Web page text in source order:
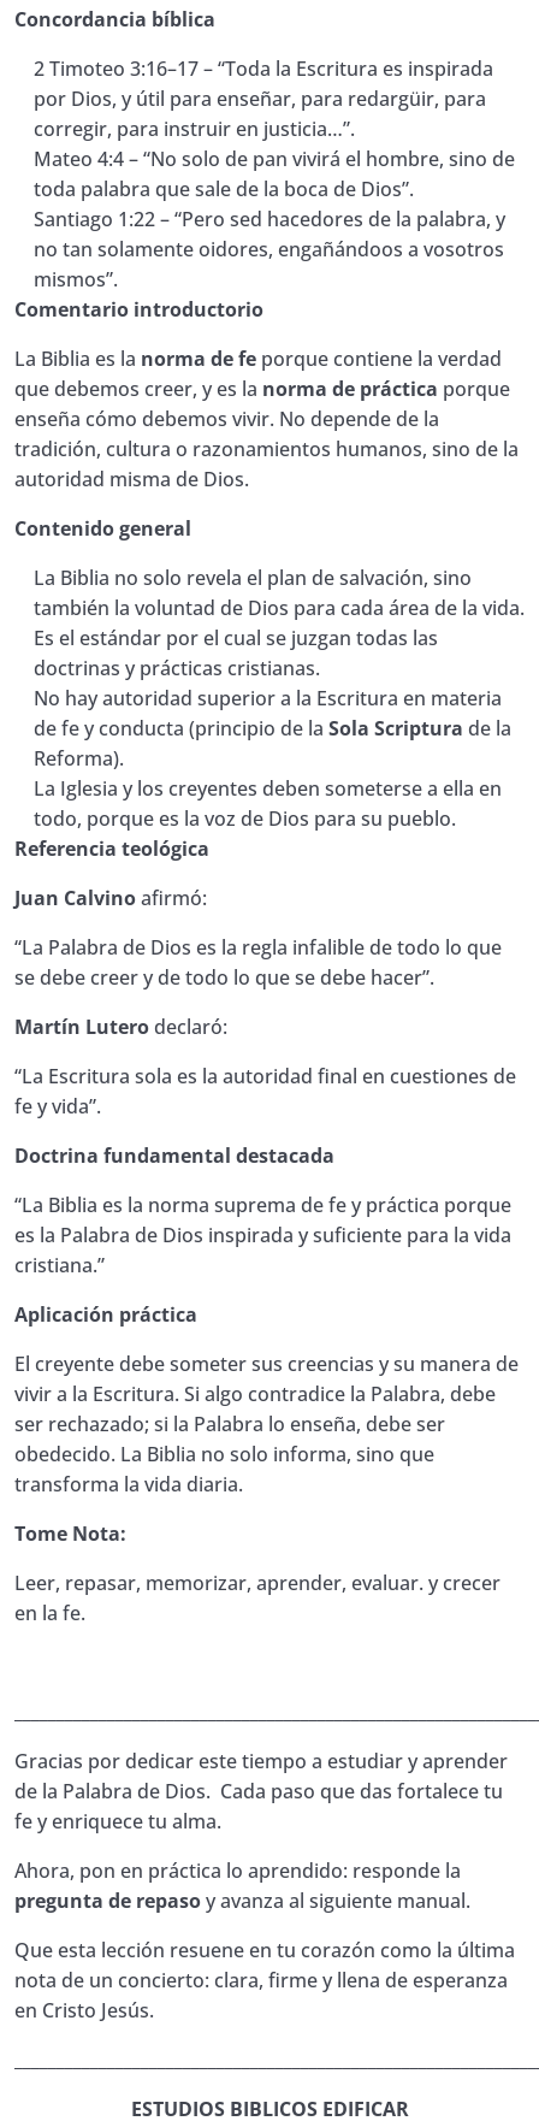
profetas mayores y menores?
19. Manual de Estudio EBE ¿Qué son los
evangelios sinópticos y en qué se diferencian
de Juan?
0/1
20. Manual de Estudio EBE ¿Qué papel juegan
las cartas o epístolas en el Nuevo
Testamento?
21. Manual de Estudio EBE ¿Qué enseña el
libro de Apocalipsis sobre la revelación final
de Dios?
22. Manual de Estudio EBE ¿Qué significa que
la Biblia es inerrante?
23. Manual de Estudio EBE ¿Qué significa que
24. Manual de Estudio EBE ¿Por qué decimos
que la Biblia es suficiente?
0/1
25. Manual de Estudio EBE ¿Qué significa que
la Biblia tiene autoridad sobre la vida del
creyente?
26. Manual de Estudio EBE ¿Qué diferencia
hay entre Palabra escrita (Biblia) y Palabra
encarnada (Cristo)?
0/1
importante interpretar la Biblia en su
28. Manual de Estudio EBE ¿Cómo nos ayuda
Dios?
29. Manual de Estudio EBE ¿Por qué se
considera a la Biblia como la norma de fe y
práctica?
LECCIÓN # 29. La Biblia y la misión del
mundo
03:51
la Biblia es viva y eficaz?
QUIZ GENERAL NIVEL 1. INTRODUCCIÓN A
LAS ESCRITURAS
0/1
Concordancia bíblica
2 Timoteo 3:16–17 – “Toda la Escritura es inspirada
por Dios, y útil para enseñar, para redargüir, para
corregir, para instruir en justicia…”.
Mateo 4:4 – “No solo de pan vivirá el hombre, sino de
toda palabra que sale de la boca de Dios”.
Santiago 1:22 – “Pero sed hacedores de la palabra, y
no tan solamente oidores, engañándoos a vosotros
mismos”.
Comentario introductorio
La Biblia es la norma de fe porque contiene la verdad
que debemos creer, y es la norma de práctica porque
enseña cómo debemos vivir. No depende de la
tradición, cultura o razonamientos humanos, sino de la
autoridad misma de Dios.
Contenido general
La Biblia no solo revela el plan de salvación, sino
también la voluntad de Dios para cada área de la vida.
Es el estándar por el cual se juzgan todas las
doctrinas y prácticas cristianas.
No hay autoridad superior a la Escritura en materia
de fe y conducta (principio de la Sola Scriptura de la
Reforma).
La Iglesia y los creyentes deben someterse a ella en
todo, porque es la voz de Dios para su pueblo.
Referencia teológica
Juan Calvinoafirmó:
“La Palabra de Dios es la regla infalible de todo lo que
se debe creer y de todo lo que se debe hacer”.
Martín Luterodeclaró:
“La Escritura sola es la autoridad final en cuestiones de
fe y vida”.
Doctrina fundamental destacada
“La Biblia es la norma suprema de fe y práctica porque
es la Palabra de Dios inspirada y suficiente para la vida
cristiana.”
Aplicación práctica
El creyente debe someter sus creencias y su manera de
vivir a la Escritura. Si algo contradice la Palabra, debe
ser rechazado; si la Palabra lo enseña, debe ser
obedecido. La Biblia no solo informa, sino que
transforma la vida diaria.
Tome Nota:
Leer, repasar, memorizar, aprender, evaluar. y crecer
en la fe.
Gracias por dedicar este tiempo a estudiar y aprender
de la Palabra de Dios. Cada paso que das fortalece tu
fe y enriquece tu alma.
Ahora, pon en práctica lo aprendido: responde la
pregunta de repasoy avanza al siguiente manual.
Que esta lección resuene en tu corazón como la última
nota de un concierto: clara, firme y llena de esperanza
en Cristo Jesús.
ESTUDIOS BIBLICOS EDIFICAR